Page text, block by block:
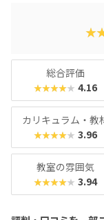
かくだから、ビ
の方針に合わせ
っと試しにやら
のスクールといえ
総合評価
★★★★★ 4.16
カリキュラム・教
★★★★★ 3.96
教室の雰囲気
★★★★★ 3.94